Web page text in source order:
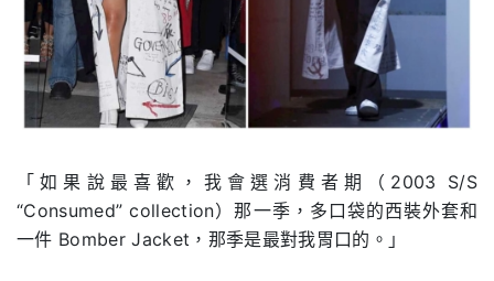
「如果說最喜歡，我會選消費者期（2003 S/S
“Consumed” collection）那一季，多口袋的西裝外套和
一件 Bomber Jacket，那季是最對我胃口的。」